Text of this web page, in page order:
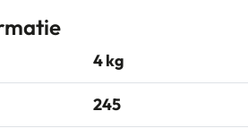
4 kg
245